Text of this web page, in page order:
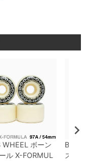
ボーン
ル X-FORMUL
ズ